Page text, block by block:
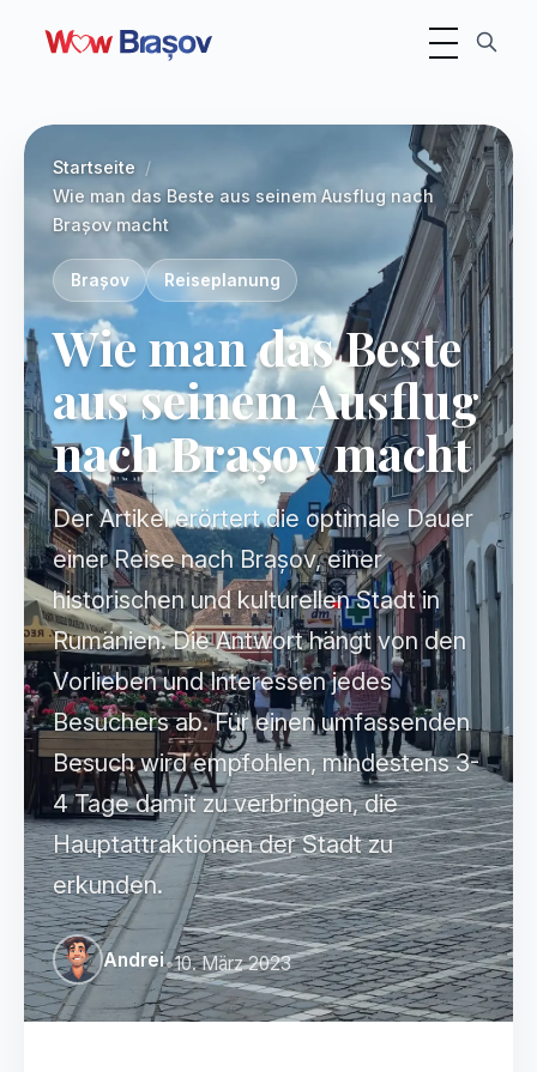
Navigation
Startseite
Wie man das Beste aus seinem Ausflug nach
Brașov macht
Brașov Reiseplanung
Wie man das Beste
aus seinem Ausflug
nach Brașov macht
Der Artikel erörtert die optimale Dauer
einer Reise nach Brașov, einer
historischen und kulturellen Stadt in
Rumänien. Die Antwort hängt von den
Vorlieben und Interessen jedes
Besuchers ab. Für einen umfassenden
Besuch wird empfohlen, mindestens 3-
4 Tage damit zu verbringen, die
Hauptattraktionen der Stadt zu
erkunden.
Andrei•10. März 2023